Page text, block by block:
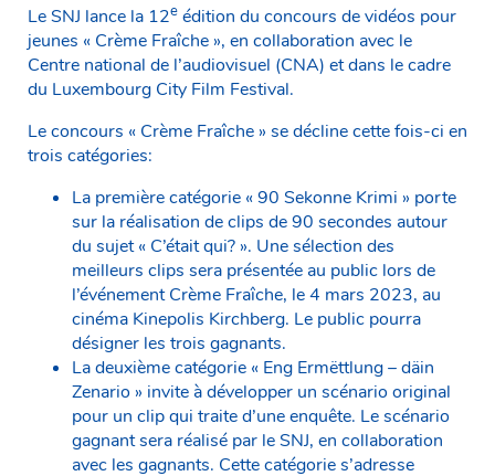
Le SNJ lance la 12e édition du concours de vidéos pour
jeunes « Crème Fraîche », en collaboration avec le
Centre national de l’audiovisuel (CNA) et dans le cadre
du Luxembourg City Film Festival.
Le concours « Crème Fraîche » se décline cette fois-ci en
trois catégories:
La première catégorie « 90 Sekonne Krimi » porte
sur la réalisation de clips de 90 secondes autour
du sujet « C’était qui? ». Une sélection des
meilleurs clips sera présentée au public lors de
l’événement Crème Fraîche, le 4 mars 2023, au
cinéma Kinepolis Kirchberg. Le public pourra
désigner les trois gagnants.
La deuxième catégorie « Eng Ermëttlung – däin
Zenario » invite à développer un scénario original
pour un clip qui traite d’une enquête. Le scénario
gagnant sera réalisé par le SNJ, en collaboration
avec les gagnants. Cette catégorie s’adresse